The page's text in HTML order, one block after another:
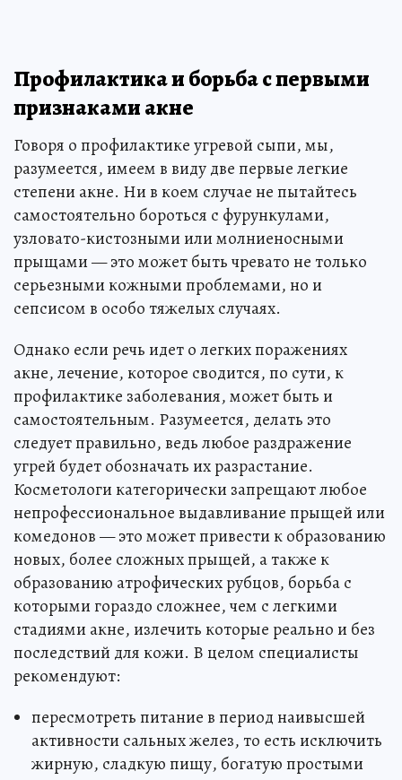
Профилактика и борьба с первыми
признаками акне
Говоря о профилактике угревой сыпи, мы,
разумеется, имеем в виду две первые легкие
степени акне. Ни в коем случае не пытайтесь
самостоятельно бороться с фурункулами,
узловато-кистозными или молниеносными
прыщами — это может быть чревато не только
серьезными кожными проблемами, но и
сепсисом в особо тяжелых случаях.
Однако если речь идет о легких поражениях
акне, лечение, которое сводится, по сути, к
профилактике заболевания, может быть и
самостоятельным. Разумеется, делать это
следует правильно, ведь любое раздражение
угрей будет обозначать их разрастание.
Косметологи категорически запрещают любое
непрофессиональное выдавливание прыщей или
комедонов — это может привести к образованию
новых, более сложных прыщей, а также к
образованию атрофических рубцов, борьба с
которыми гораздо сложнее, чем с легкими
стадиями акне, излечить которые реально и без
последствий для кожи. В целом специалисты
рекомендуют:
пересмотреть питание в период наивысшей
активности сальных желез, то есть исключить
жирную, сладкую пищу, богатую простыми